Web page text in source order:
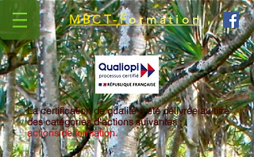
MBCT-Formation
La certification de qualité a été délivrée au titre
des catégories d'actions suivantes :
actions de formation.